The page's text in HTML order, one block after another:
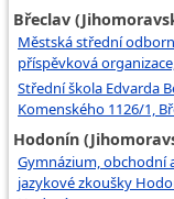
Břeclav
Městská střední
příspěvková
Střední škola Edvarda
Komenského 1126/1,
Hodonín
Gymnázium, obchodní
jazykové zkoušky